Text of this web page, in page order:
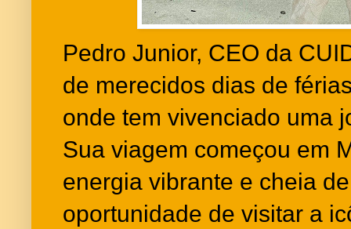
Pedro Junior, CEO da
de merecidos dias de
onde tem vivenciado uma
Sua viagem começou em
energia vibrante e cheia
oportunidade de visitar a